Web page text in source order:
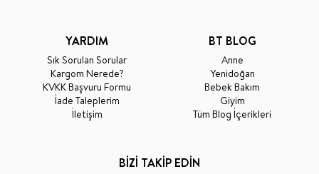
YARDIM
Sık Sorulan Sorular
Kargom Nerede?
KVKK Başvuru Formu
İade Taleplerim
İletişim
BT BLOG
Anne
Yenidoğan
Bebek Bakım
Giyim
Tüm Blog İçerikleri
BİZİ TAKİP EDİN